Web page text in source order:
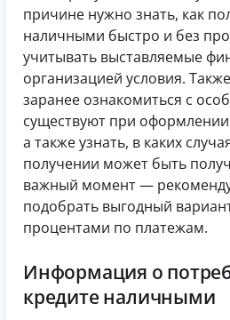
причине нужно знать, как
наличными быстро и без
учитывать выставляемые
организацией условия.
заранее ознакомиться с
существуют при
а также узнать, в каких
получении может быть
важный момент —
подобрать выгодный
процентами по платежам.
Информация о
кредите наличными